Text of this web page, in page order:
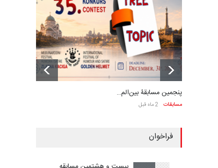
پنجمین مسابقۀ بین‌الم…
مسابقات 2 ماه قبل
فراخوان